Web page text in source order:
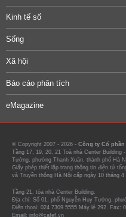
Kinh tế số
Sống
Xã hội
Báo cáo phân tích
eMagazine
© Copyright 2007 - 2026 - Công ty Cổ phần
Tầng 17, 19, 20, 21 Toà nhà Center
Tưởng, phường Thanh Xuân, thành phố Hà
Giấy phép thiết lập trang thông tin điện tử
và Truyền thông Hà Nội cấp ngày 10 tháng 4
Tầng 21, tòa nhà Center Building.
Địa chỉ: Số 01, phố Nguyễn Huy Tưởng,
Điện thoại: 024 7309 5555 Máy lẻ 292. Fax:
Email: info@cafef.vn